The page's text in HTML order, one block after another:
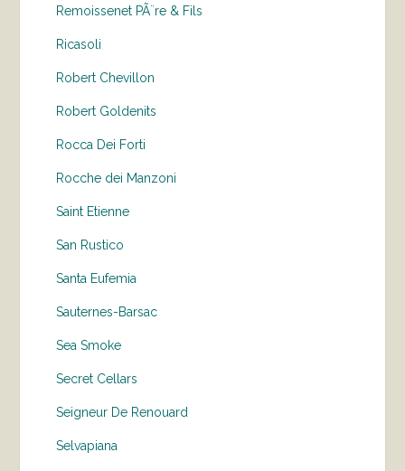
Remoissenet PÃ¨re & Fils
Ricasoli
Robert Chevillon
Robert Goldenits
Rocca Dei Forti
Rocche dei Manzoni
Saint Etienne
San Rustico
Santa Eufemia
Sauternes-Barsac
Sea Smoke
Secret Cellars
Seigneur De Renouard
Selvapiana